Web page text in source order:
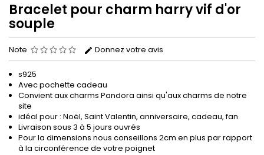
Bracelet pour charm harry vif d'or
souple
Note Donnez votre avis
s925
Avec pochette cadeau
Convient auxcharms Pandora ainsi qu'aux charms de notre
site
idéal pour : Noël, Saint Valentin, anniversaire, cadeau, fan
Livraison sous 3 à 5 jours ouvrés
Pour la dimensions nous conseillons 2cm en plus par rapport
à la circonférence de votre poignet